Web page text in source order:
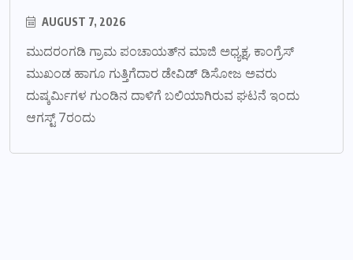
AUGUST 7, 2026
ಮುದರಂಗಡಿ ಗ್ರಾಮ ಪಂಚಾಯತ್‌ನ ಮಾಜಿ ಅಧ್ಯಕ್ಷ, ಕಾಂಗ್ರೆಸ್
ಮುಖಂಡ ಹಾಗೂ ಗುತ್ತಿಗೆದಾರ ಡೇವಿಡ್ ಡಿಸೋಜ ಅವರು
ದುಷ್ಕರ್ಮಿಗಳ ಗುಂಡಿನ ದಾಳಿಗೆ ಬಲಿಯಾಗಿರುವ ಘಟನೆ ಇಂದು
ಆಗಸ್ಟ್ 7ರಂದು